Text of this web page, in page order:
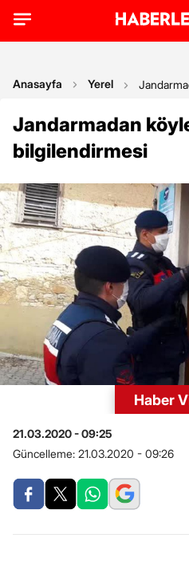
Anasayfa Yerel
Jandarmadan
bilgilendirmesi
Haber
21.03.2020 - 09:25
Güncelleme: 21.03.2020 - 09:26